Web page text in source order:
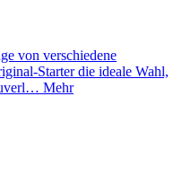
von verschiedene
Starter die ideale Wahl,
Mehr